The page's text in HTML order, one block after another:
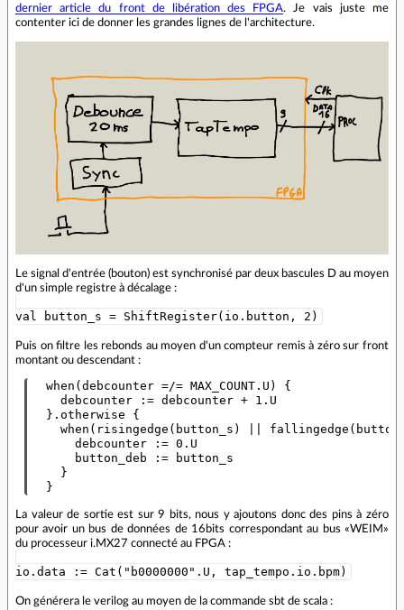
dernier article du front de libération des FPGA. Je vais juste me
contenter ici de donner les grandes lignes de l'architecture.
Le signal d'entrée (bouton) est synchronisé par deux bascules D au moyen
d'un simple registre à décalage :
val button_s = ShiftRegister(io.button, 2)
Puis on filtre les rebonds au moyen d'un compteur remis à zéro sur front
montant ou descendant :
  when(debcounter =/= MAX_COUNT.U) {
    debcounter := debcounter + 1.U
  }.otherwise {
when(risingedge(button_s) ||
      debcounter := 0.U
      button_deb := button_s
    }
La valeur de sortie est sur 9 bits, nous y ajoutons donc des pins à zéro
pour avoir un bus de données de 16bits correspondant au bus «WEIM»
du processeur i.MX27 connecté au FPGA :
io.data := Cat("b0000000".U, tap_tempo.io.bpm)
On générera le verilog au moyen de la commande sbt de scala :